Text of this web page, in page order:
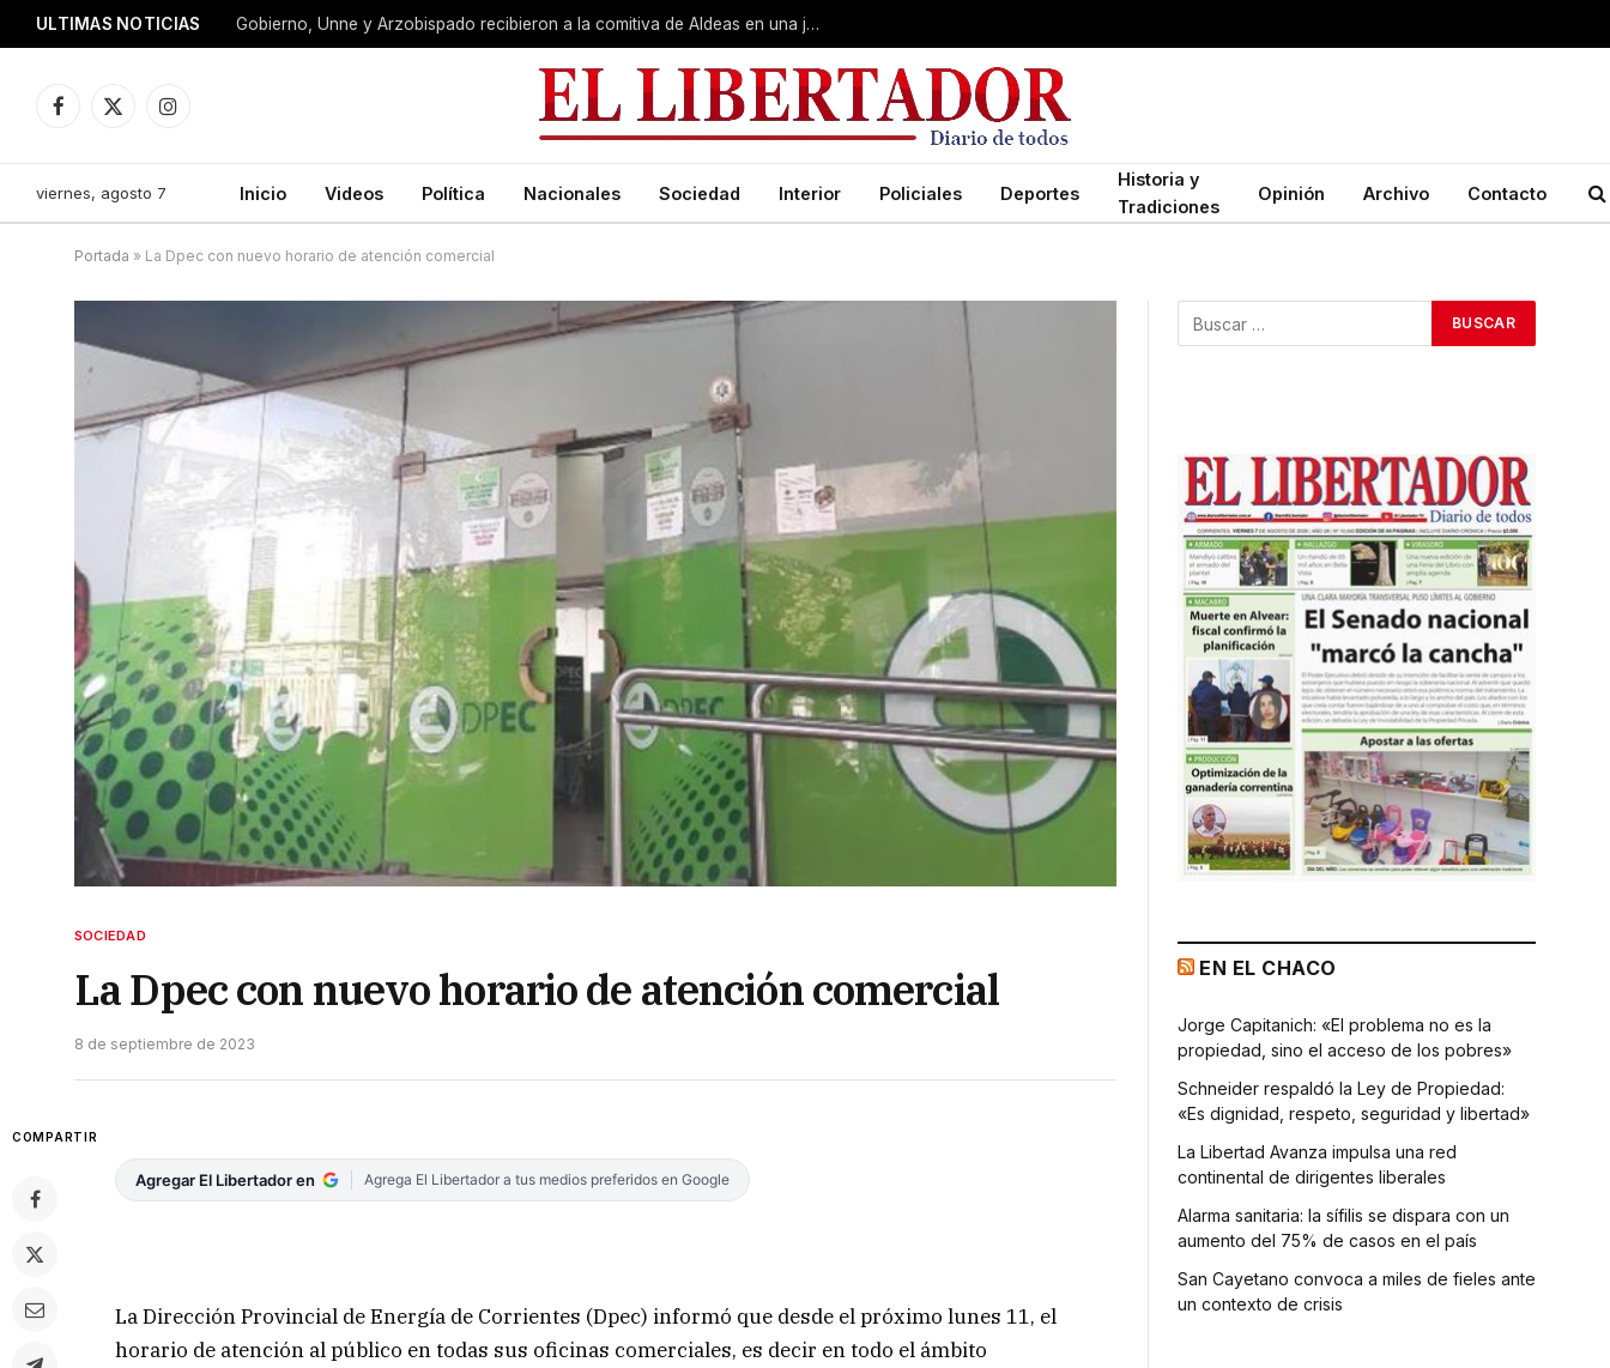
ULTIMAS NOTICIAS Gobierno, Unne y Arzobispado recibieron a la comitiva de Aldeas en una jornada de reuniones estratégicas
Facebook
X
Instagram
viernes, agosto 7 Inicio Videos Política Nacionales Sociedad Interior Policiales Deportes
Historia y
Tradiciones
Opinión Archivo Contacto
Portada » La Dpec con nuevo horario de atención comercial
SOCIEDAD
La Dpec con nuevo horario de atención comercial
8 de septiembre de 2023
COMPARTIR
Agregar El Libertador en Agrega El Libertador a tus medios preferidos en Google
La Dirección Provincial de Energía de Corrientes (Dpec) informó que desde el próximo lunes 11, el
horario de atención al público en todas sus oficinas comerciales, es decir en todo el ámbito
EN EL CHACO
Jorge Capitanich: «El problema no es la
propiedad, sino el acceso de los pobres»
Schneider respaldó la Ley de Propiedad:
«Es dignidad, respeto, seguridad y libertad»
La Libertad Avanza impulsa una red
continental de dirigentes liberales
Alarma sanitaria: la sífilis se dispara con un
aumento del 75% de casos en el país
San Cayetano convoca a miles de fieles ante
un contexto de crisis